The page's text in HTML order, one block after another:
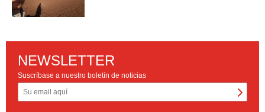
NEWSLETTER
Suscríbase a nuestro boletín de noticias